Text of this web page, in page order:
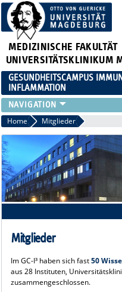
MEDIZINISCHE FAKULTÄT
UNIVERSITÄTSKLINIKUM
GESUNDHEITSCAMPUS
INFLAMMATION
ÜBER UNS
MITGLIEDER
PAPER D. JAHRES
AKTUELLES
YOUNG ACADEMY
VERANSTALTUNGEN
Home Mitglieder
Mitglieder
Im GC-I³ haben sich fast50
aus 28 Instituten,
zusammengeschlossen.